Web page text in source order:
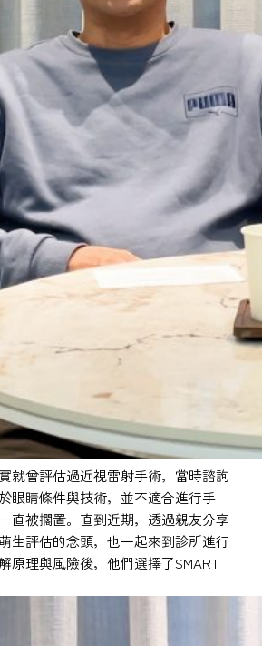
就曾評估過近視雷射手術，當時諮詢
眼睛條件與技術，並不適合進行手
直被擱置。直到近期，透過親友分享
生評估的念頭，也一起來到診所進行
原理與風險後，他們選擇了SMART